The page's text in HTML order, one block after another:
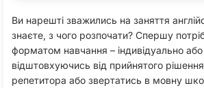
Ви нарешті зважились на заняття
знаєте, з чого розпочати? Спершу
форматом навчання – індивідуально або
відштовхуючись від прийнятого
репетитора або звертатись в мовну